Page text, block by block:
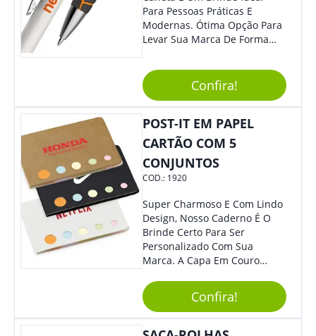
Para Pessoas Práticas E
Modernas. Ótima Opção Para
Levar Sua Marca De Forma
Sua Empresa Em Eventos,
Reuniões Corporativas Ou Até
Mesmo Para Presentear
Colaboradores E Parceiros De
Sua Empresa.
Confira!
POST-IT EM PAPEL
CARTÃO COM 5
CONJUNTOS
COD.: 1920
Super Charmoso E Com Lindo
Design, Nosso Caderno É O
Brinde Certo Para Ser
Personalizado Com Sua
Marca. A Capa Em Couro
Elástico Permite Maior
Segurança Ao Carregá-Lo.
Ofereça A Seus Clientes E
Colaboradores, Sem Dúvidas
Confira!